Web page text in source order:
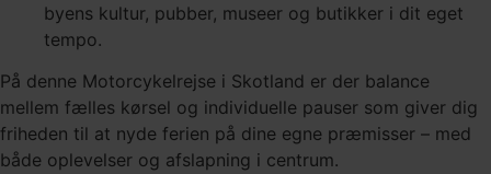
byens kultur, pubber, museer og butikker i dit eget
tempo.
På denne Motorcykelrejse i Skotland er der balance
mellem fælles kørsel og individuelle pauser som giver dig
friheden til at nyde ferien på dine egne præmisser – med
både oplevelser og afslapning i centrum.